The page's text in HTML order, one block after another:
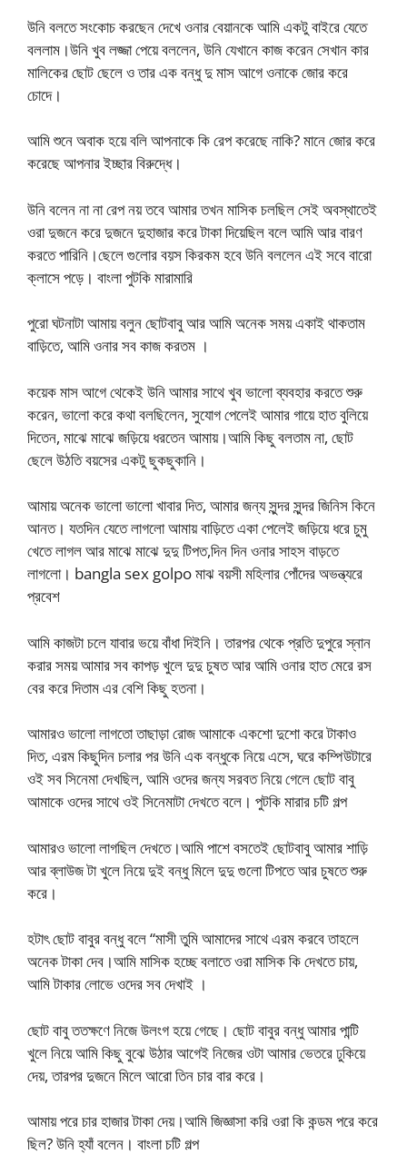
উনি বলতে সংকোচ করছেন দেখে ওনার বেয়ানকে আমি একটু বাইরে যেতে
বললাম।উনি খুব লজ্জা পেয়ে বললেন, উনি যেখানে কাজ করেন সেখান কার
মালিকের ছোট ছেলে ও তার এক বন্ধু দু মাস আগে ওনাকে জোর করে
চোদে।
আমি শুনে অবাক হয়ে বলি আপনাকে কি রেপ করেছে নাকি? মানে জোর করে
করেছে আপনার ইচ্ছার বিরুদ্ধে।
উনি বলেন না না রেপ নয় তবে আমার তখন মাসিক চলছিল সেই অবস্থাতেই
ওরা দুজনে করে দুজনে দুহাজার করে টাকা দিয়েছিল বলে আমি আর বারণ
করতে পারিনি।ছেলে গুলোর বয়স কিরকম হবে উনি বললেন এই সবে বারো
ক্লাসে পড়ে। বাংলা পুটকি মারামারি
পুরো ঘটনাটা আমায় বলুন ছোটবাবু আর আমি অনেক সময় একাই থাকতাম
বাড়িতে, আমি ওনার সব কাজ করতম ।
কয়েক মাস আগে থেকেই উনি আমার সাথে খুব ভালো ব্যবহার করতে শুরু
করেন, ভালো করে কথা বলছিলেন, সুযোগ পেলেই আমার গায়ে হাত বুলিয়ে
দিতেন, মাঝে মাঝে জড়িয়ে ধরতেন আমায়।আমি কিছু বলতাম না, ছোট
ছেলে উঠতি বয়সের একটু ছুকছুকানি।
আমায় অনেক ভালো ভালো খাবার দিত, আমার জন্য সুন্দর সুন্দর জিনিস কিনে
আনত। যতদিন যেতে লাগলো আমায় বাড়িতে একা পেলেই জড়িয়ে ধরে চুমু
খেতে লাগল আর মাঝে মাঝে দুদু টিপত,দিন দিন ওনার সাহস বাড়তে
লাগলো। bangla sex golpo মাঝ বয়সী মহিলার পোঁদের অভন্ত্যরে
প্রবেশ
আমি কাজটা চলে যাবার ভয়ে বাঁধা দিইনি। তারপর থেকে প্রতি দুপুরে স্নান
করার সময় আমার সব কাপড় খুলে দুদু চুষত আর আমি ওনার হাত মেরে রস
বের করে দিতাম এর বেশি কিছু হতনা।
আমারও ভালো লাগতো তাছাড়া রোজ আমাকে একশো দুশো করে টাকাও
দিত, এরম কিছুদিন চলার পর উনি এক বন্ধুকে নিয়ে এসে, ঘরে কম্পিউটারে
ওই সব সিনেমা দেখছিল, আমি ওদের জন্য সরবত নিয়ে গেলে ছোট বাবু
আমাকে ওদের সাথে ওই সিনেমাটা দেখতে বলে। পুটকি মারার চটি গল্প
আমারও ভালো লাগছিল দেখতে।আমি পাশে বসতেই ছোটবাবু আমার শাড়ি
আর ব্লাউজ টা খুলে নিয়ে দুই বন্ধু মিলে দুদু গুলো টিপতে আর চুষতে শুরু
করে।
হটাৎ ছোট বাবুর বন্ধু বলে “মাসী তুমি আমাদের সাথে এরম করবে তাহলে
অনেক টাকা দেব।আমি মাসিক হচ্ছে বলাতে ওরা মাসিক কি দেখতে চায়,
আমি টাকার লোভে ওদের সব দেখাই ।
ছোট বাবু ততক্ষণে নিজে উলংগ হয়ে গেছে। ছোট বাবুর বন্ধু আমার পান্টি
খুলে নিয়ে আমি কিছু বুঝে উঠার আগেই নিজের ওটা আমার ভেতরে ঢুকিয়ে
দেয়, তারপর দুজনে মিলে আরো তিন চার বার করে।
আমায় পরে চার হাজার টাকা দেয়।আমি জিজ্ঞাসা করি ওরা কি কন্ডম পরে করে
ছিল? উনি হ্যাঁ বলেন। বাংলা চটি গল্প